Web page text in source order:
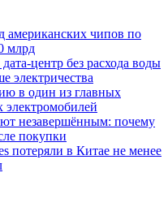
американских чипов по
млрд
центр без расхода воды
электричества
в один из главных
электромобилей
незавершённым: почему
покупки
потеряли в Китае не менее